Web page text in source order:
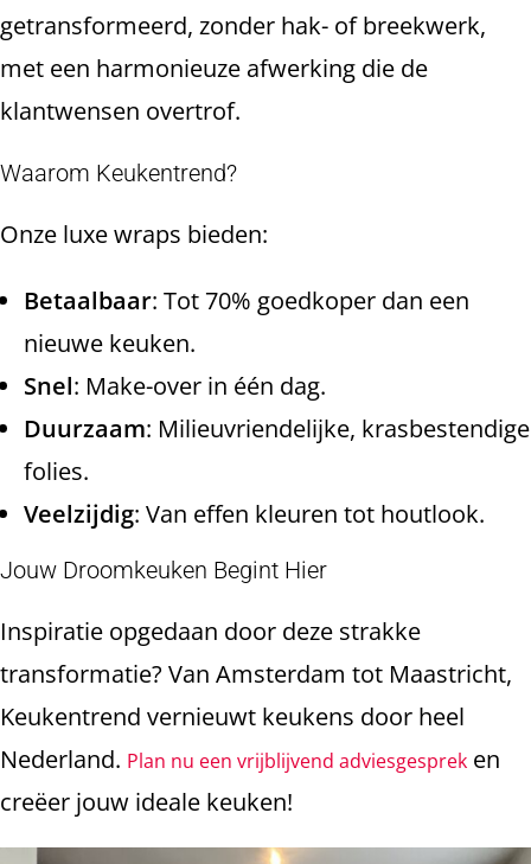
getransformeerd, zonder hak- of breekwerk,
met een harmonieuze afwerking die de
klantwensen overtrof.
Waarom Keukentrend?
Onze luxe wraps bieden:
Betaalbaar: Tot 70% goedkoper dan een
nieuwe keuken.
Snel: Make-over in één dag.
Duurzaam: Milieuvriendelijke, krasbestendige
folies.
Veelzijdig: Van effen kleuren tot houtlook.
Jouw Droomkeuken Begint Hier
Inspiratie opgedaan door deze strakke
transformatie? Van Amsterdam tot Maastricht,
Keukentrend vernieuwt keukens door heel
Nederland. Plan nu een vrijblijvend adviesgesprek en
creëer jouw ideale keuken!